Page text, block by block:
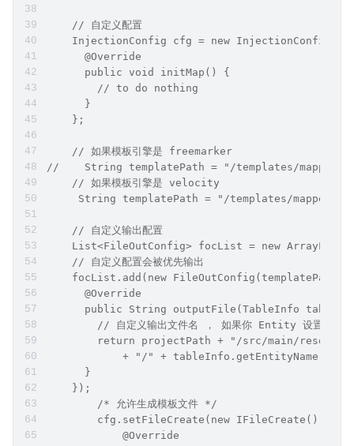
    // 自定义配置
InjectionConfig cfg = new InjectionConfig()
      @Override
      public void initMap() {
        // to do nothing
      }
    };
    // 如果模板引擎是 freemarker
//    String templatePath = "/templates/
    // 如果模板引擎是 velocity
String templatePath = "/templates/
    // 自定义输出配置
List<FileOutConfig> focList = new
    // 自定义配置会被优先输出
focList.add(new FileOutConfig(templatePath)
      @Override
public String outputFile(TableInfo
// 自定义输出文件名 ， 如果你 Entity 设置了前后
return projectPath + "/src/main/
+ "/" + tableInfo.getEntityName() +
      }
    });
        /* 允许生成模板文件 */
        cfg.setFileCreate(new IFileCreate() {
            @Override